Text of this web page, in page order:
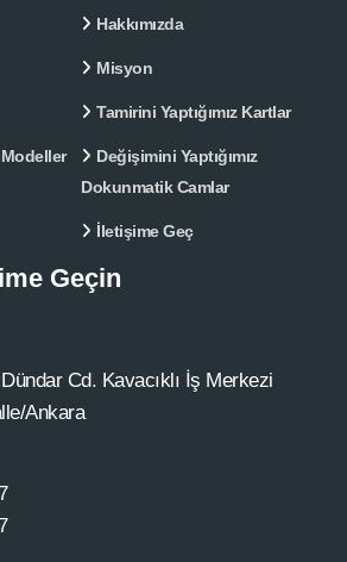
Hakkımızda
Misyon
Tamirini Yaptığımız Kartlar
Modeller
Değişimini Yaptığımız
Dokunmatik Camlar
İletişime Geç
Geçin
Cd. Kavacıklı İş Merkezi
Ankara